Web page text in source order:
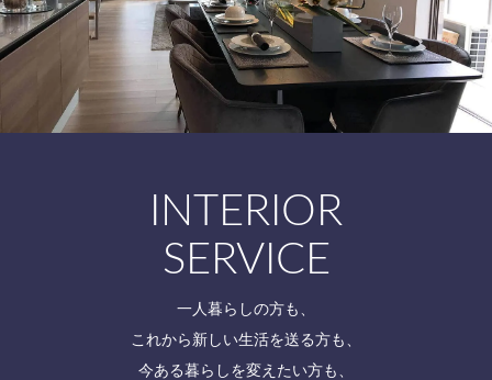
INTERIOR
SERVICE
一人暮らしの方も、
これから新しい生活を送る方も、
今ある暮らしを変えたい方も、